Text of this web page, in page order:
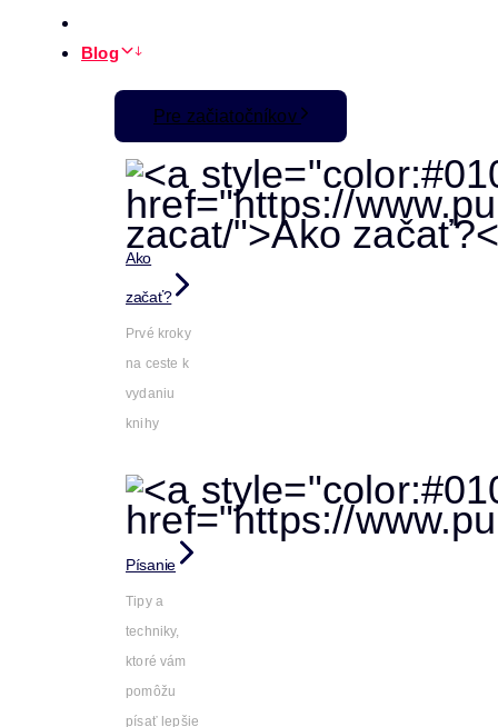
Blog
Pre začiatočníkov
Ako
začať?
Prvé kroky
na ceste k
vydaniu
knihy
Písanie
Tipy a
techniky,
ktoré vám
pomôžu
písať lepšie